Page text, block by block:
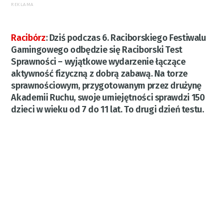
REKLAMA
Racibórz:Dziś podczas 6. Raciborskiego Festiwalu
Gamingowego odbędzie się Raciborski Test
Sprawności – wyjątkowe wydarzenie łączące
aktywność fizyczną z dobrą zabawą. Na torze
sprawnościowym, przygotowanym przez drużynę
Akademii Ruchu, swoje umiejętności sprawdzi 150
dzieci w wieku od 7 do 11 lat. To drugi dzień testu.